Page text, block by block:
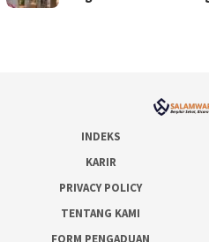
INDEKS
KARIR
PRIVACY POLICY
TENTANG KAMI
FORM PENGADUAN